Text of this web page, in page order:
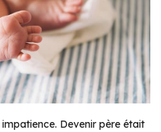
Devenir père était